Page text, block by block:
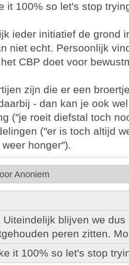
it 100% so let's stop
ieder initiatief de grond
niet echt. Persoonlijk
CBP doet voor
zijn die er een
- dan kan je ook
("je roeit diefstal toch
("er is toch altijd
honger").
Anoniem
Uiteindelijk blijven we
peren zitten.
it 100% so let's stop